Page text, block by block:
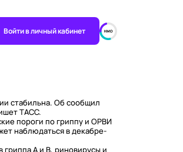
Войти в личный кабинет
стабильна. Об сообщил
ТАСС.
пороги по гриппу и ОРВИ
наблюдаться в декабре-
A и B, риновирусы и